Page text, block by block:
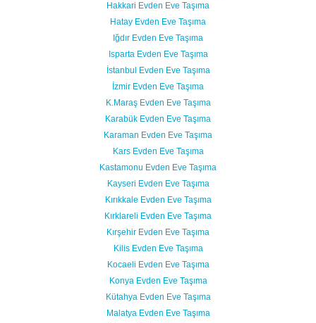
Hakkari Evden Eve Taşıma
Hatay Evden Eve Taşıma
Iğdır Evden Eve Taşıma
Isparta Evden Eve Taşıma
İstanbul Evden Eve Taşıma
İzmir Evden Eve Taşıma
K.Maraş Evden Eve Taşıma
Karabük Evden Eve Taşıma
Karaman Evden Eve Taşıma
Kars Evden Eve Taşıma
Kastamonu Evden Eve Taşıma
Kayseri Evden Eve Taşıma
Kırıkkale Evden Eve Taşıma
Kırklareli Evden Eve Taşıma
Kırşehir Evden Eve Taşıma
Kilis Evden Eve Taşıma
Kocaeli Evden Eve Taşıma
Konya Evden Eve Taşıma
Kütahya Evden Eve Taşıma
Malatya Evden Eve Taşıma